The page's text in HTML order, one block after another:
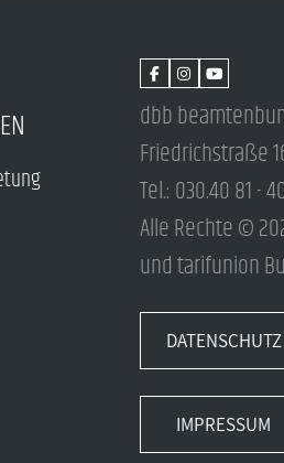
dbb
Friedrichstraße
Tel.: 030.40 81 -
Alle Rechte ©
und tarifunion
DATENSCHUTZ
IMPRESSUM